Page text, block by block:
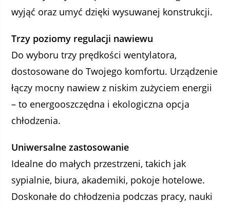
wyjąć oraz umyć dzięki wysuwanej konstrukcji.
Trzy poziomy regulacji nawiewu
Do wyboru trzy prędkości wentylatora,
dostosowane do Twojego komfortu. Urządzenie
łączy mocny nawiew z niskim zużyciem energii
– to energooszczędna i ekologiczna opcja
chłodzenia.
Uniwersalne zastosowanie
Idealne do małych przestrzeni, takich jak
sypialnie, biura, akademiki, pokoje hotelowe.
Doskonałe do chłodzenia podczas pracy, nauki